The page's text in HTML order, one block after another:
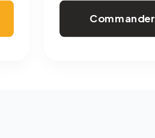
Commander